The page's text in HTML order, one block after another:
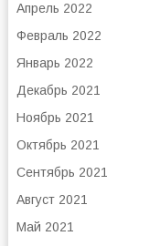
Апрель 2022
Февраль 2022
Январь 2022
Декабрь 2021
Ноябрь 2021
Октябрь 2021
Сентябрь 2021
Август 2021
Май 2021